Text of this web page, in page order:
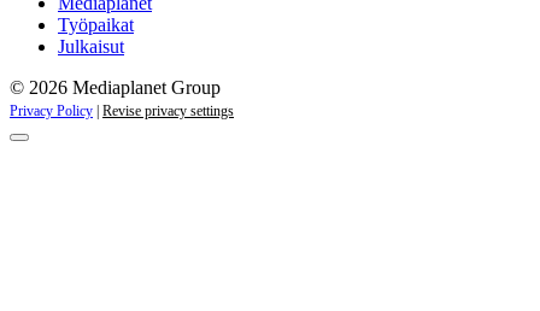
Työpaikat
Julkaisut
© 2026 Mediaplanet Group
Privacy Policy | Revise privacy settings